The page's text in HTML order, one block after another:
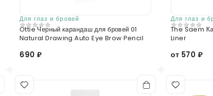
Для глаз и бровей
0из 5
Ottie Черный карандаш для бровей 01
Natural Drawing Auto Eye Brow Pencil
690 ₽
Для глаз и
0из 5
The Saem
Liner
от 570 ₽